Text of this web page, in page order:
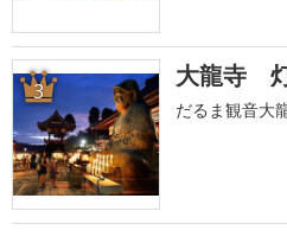
3 大龍寺
だるま観音大